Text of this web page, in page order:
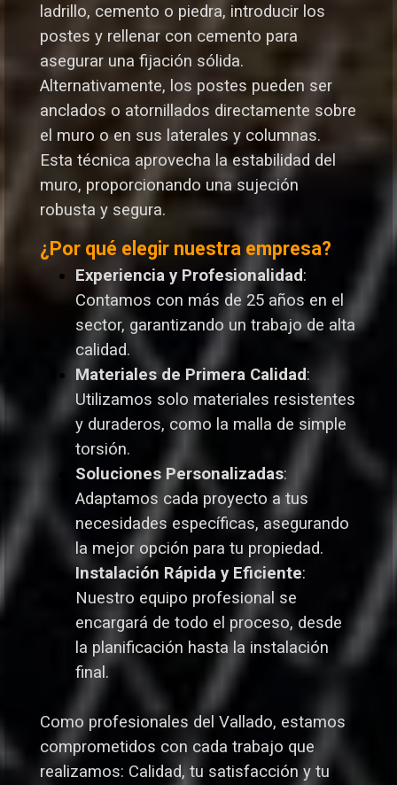
ladrillo, cemento o piedra, introducir los
postes y rellenar con cemento para
asegurar una fijación sólida.
Alternativamente, los postes pueden ser
anclados o atornillados directamente sobre
el muro o en sus laterales y columnas.
Esta técnica aprovecha la estabilidad del
muro, proporcionando una sujeción
robusta y segura.
¿Por qué elegir nuestra empresa?
Experiencia y Profesionalidad:
Contamos con más de 25 años en el
sector, garantizando un trabajo de alta
calidad.
Materiales de Primera Calidad:
Utilizamos solo materiales resistentes
y duraderos, como la malla de simple
torsión.
Soluciones Personalizadas:
Adaptamos cada proyecto a tus
necesidades específicas, asegurando
la mejor opción para tu propiedad.
Instalación Rápida y Eficiente:
Nuestro equipo profesional se
encargará de todo el proceso, desde
la planificación hasta la instalación
final.
Como profesionales del Vallado, estamos
comprometidos con cada trabajo que
realizamos: Calidad, tu satisfacción y tu